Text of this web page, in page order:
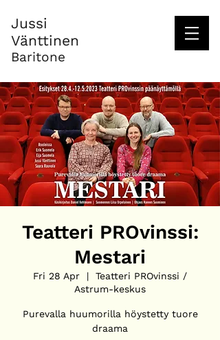
Jussi
Vänttinen
Baritone
Teatteri PROvinssi:
Mestari
Fri 28 Apr
  |
Teatteri PROvinssi /
Astrum-keskus
Purevalla huumorilla höystetty tuore
draama